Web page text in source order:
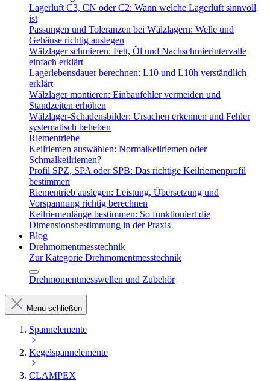
Lagerluft C3, CN oder C2: Wann welche Lagerluft sinnvoll
ist
Passungen und Toleranzen bei Wälzlagern: Welle und
Gehäuse richtig auslegen
Wälzlager schmieren: Fett, Öl und Nachschmierintervalle
einfach erklärt
Lagerlebensdauer berechnen: L10 und L10h verständlich
erklärt
Wälzlager montieren: Einbaufehler vermeiden und
Standzeiten erhöhen
Wälzlager-Schadensbilder: Ursachen erkennen und Fehler
systematisch beheben
Riementriebe
Keilriemen auswählen: Normalkeilriemen oder
Schmalkeilriemen?
Profil SPZ, SPA oder SPB: Das richtige Keilriemenprofil
bestimmen
Riementrieb auslegen: Leistung, Übersetzung und
Vorspannung richtig berechnen
Keilriemenlänge bestimmen: So funktioniert die
Dimensionsbestimmung in der Praxis
Blog
Drehmomentmesstechnik
Zur Kategorie Drehmomentmesstechnik
Drehmomentmesswellen und Zubehör
Menü schließen
Spannelemente
Kegelspannelemente
CLAMPEX